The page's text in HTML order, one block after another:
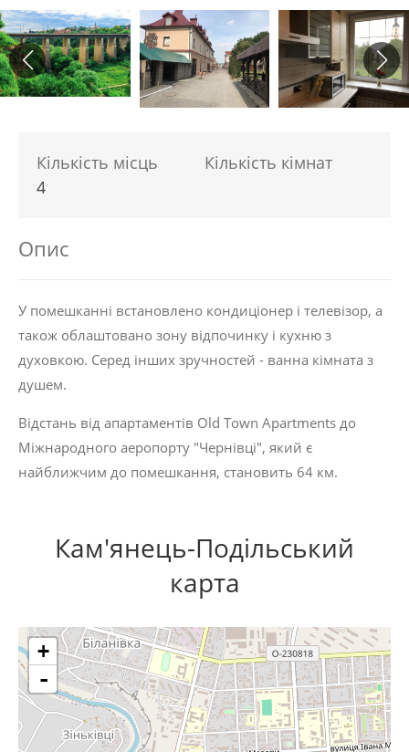
Кількість місць
4
Кількість кімнат
Опис
У помешканні встановлено кондиціонер і телевізор, а
також облаштовано зону відпочинку і кухню з
духовкою. Серед інших зручностей - ванна кімната з
душем.
Відстань від апартаментів Old Town Apartments до
Міжнародного аеропорту "Чернівці", який є
найближчим до помешкання, становить 64 км.
Кам'янець-Подільський
карта
+
-